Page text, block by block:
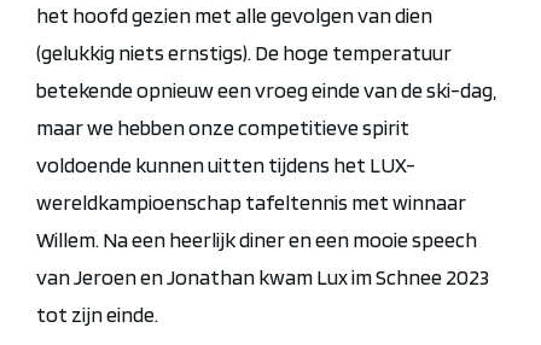
het hoofd gezien met alle gevolgen van dien
(gelukkig niets ernstigs). De hoge temperatuur
betekende opnieuw een vroeg einde van de ski-dag,
maar we hebben onze competitieve spirit
voldoende kunnen uitten tijdens het LUX-
wereldkampioenschap tafeltennis met winnaar
Willem. Na een heerlijk diner en een mooie speech
van Jeroen en Jonathan kwam Lux im Schnee 2023
tot zijn einde.